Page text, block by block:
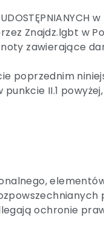
w
Znajdz.lgbt w
zawierające
poprzednim
II.1
ochronie